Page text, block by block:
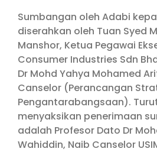
Sumbangan oleh Adabi
diserahkan oleh Tuan Syed
Manshor, Ketua Pegawai
Consumer Industries Sdn
Dr Mohd Yahya Mohamed
Canselor (Perancangan
Pengantarabangsaan).
menyaksikan penerimaan
adalah Profesor Dato Dr
Wahiddin, Naib Canselor